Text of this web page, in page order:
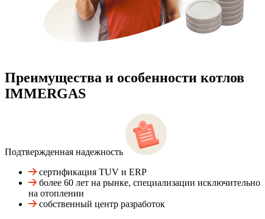
Преимущества и особенности котлов
IMMERGAS
Подтвержденная надежность
сертификация TUV и ERP
более 60 лет на рынке, специализации исключительно
на отоплении
собственный центр разработок